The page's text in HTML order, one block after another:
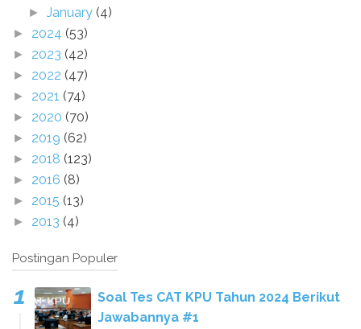
►January (4)
► 2024 (53)
► 2023 (42)
► 2022 (47)
► 2021 (74)
► 2020 (70)
► 2019 (62)
► 2018 (123)
► 2016 (8)
► 2015 (13)
► 2013 (4)
Postingan Populer
Soal Tes CAT KPU Tahun 2024 Berikut
Jawabannya #1